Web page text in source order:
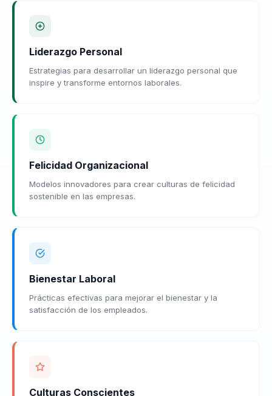
Liderazgo Personal
Estrategias para desarrollar un liderazgo personal que
inspire y transforme entornos laborales.
Felicidad Organizacional
Modelos innovadores para crear culturas de felicidad
sostenible en las empresas.
Bienestar Laboral
Prácticas efectivas para mejorar el bienestar y la
satisfacción de los empleados.
Culturas Conscientes